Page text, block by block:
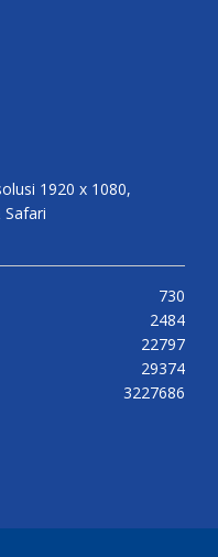
1920 x 1080,
730
2484
22797
29374
3227686